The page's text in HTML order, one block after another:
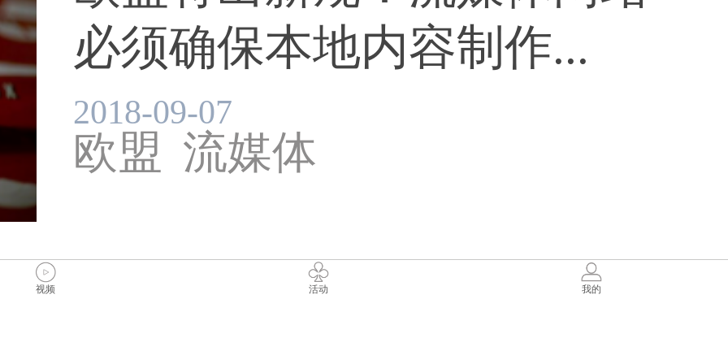
必须确保本地内容制作...
2018-09-07
欧盟 流媒体
视频 活动 我的